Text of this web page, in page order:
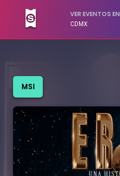
VER EVENTOS EN
CDMX
MSI